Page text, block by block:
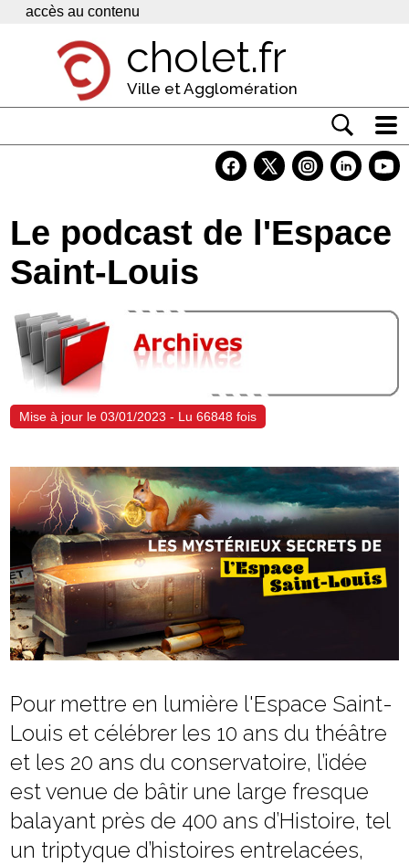
Panneau de gestion des cookies
accès au contenu
cholet.fr
Ville et Agglomération
Economie
Services
Contacts
Le podcast de l'Espace
Saint-Louis
Mise à jour le 03/01/2023 - Lu 66848 fois
Pour mettre en lumière l'Espace Saint-
Louis et célébrer les 10 ans du théâtre
et les 20 ans du conservatoire, l’idée
est venue de bâtir une large fresque
balayant près de 400 ans d’Histoire, tel
un triptyque d’histoires entrelacées,